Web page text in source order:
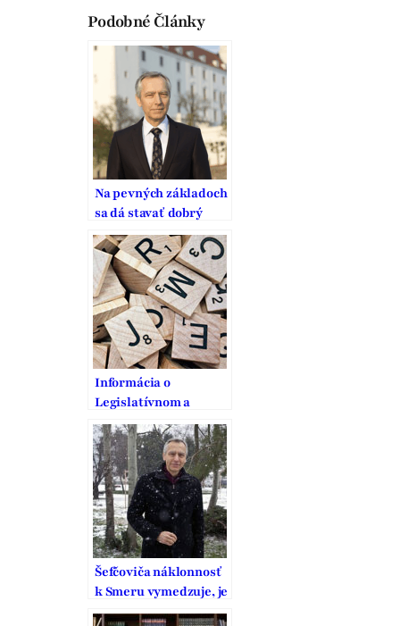
Podobné Články
Na pevných základoch
sa dá stavať dobrý
domov
Informácia o
Legislatívnom a
pracovnom programe
Európskej komisie na
rok 2007
Šefčoviča náklonnosť
k Smeru vymedzuje, je
to pritom strana